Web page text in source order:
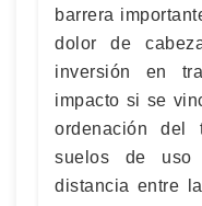
barrera
dolor de
inversión en
impacto si se
ordenación del
suelos de uso
distancia entre